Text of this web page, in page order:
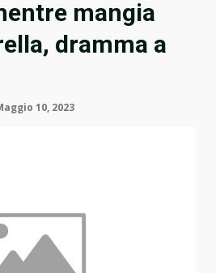
mangia
dramma a
10, 2023